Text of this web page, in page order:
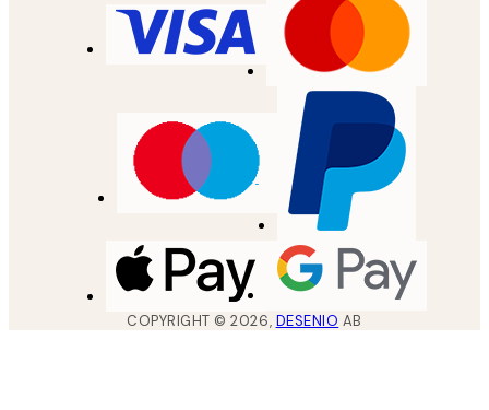
COPYRIGHT ©2026, DESENIO AB